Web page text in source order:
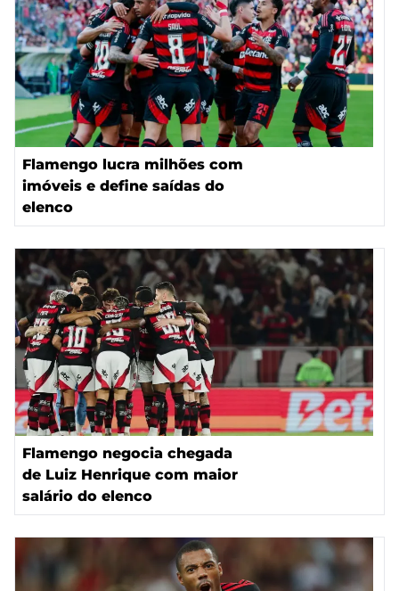
Flamengo lucra milhões com
imóveis e define saídas do
elenco
Flamengo negocia chegada
de Luiz Henrique com maior
salário do elenco